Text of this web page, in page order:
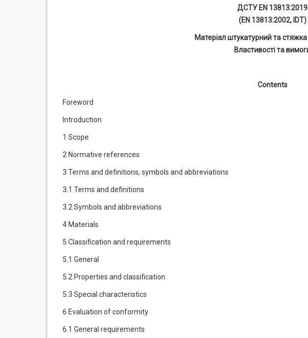
ДСТУ EN 13813:2019
(EN 13813:2002, IDT)
Матеріал штукатурний та стяжка
Властивості та
Contents
Foreword
Introduction
1 Scope
2 Normative references
3 Terms and definitions, symbols and abbreviations
3.1 Terms and definitions
3.2 Symbols and abbreviations
4 Materials
5 Classification and requirements
5.1 General
5.2 Properties and classification
5.3 Special characteristics
6 Evaluation of conformity
6.1 General requirements